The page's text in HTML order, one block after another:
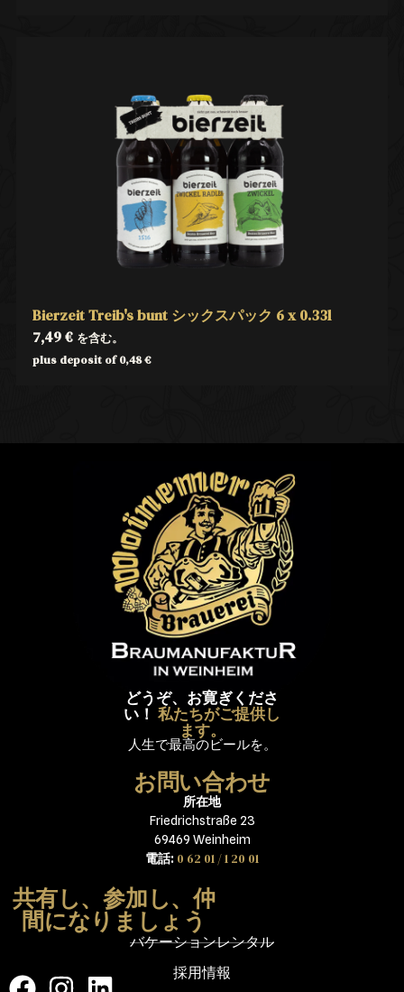
Bierzeit Treib's bunt シックスパック 6 x 0.33l
7,49€ を含む。
plus deposit of0,48€
どうぞ、お寛ぎくださ
い！ 私たちがご提供し
ます。
人生で最高のビールを。
お問い合わせ
所在地
Friedrichstraße 23
69469 Weinheim
電話: 0 62 01 / 1 20 01
共有し、参加し、仲
間になりましょう
バケーションレンタル
採用情報